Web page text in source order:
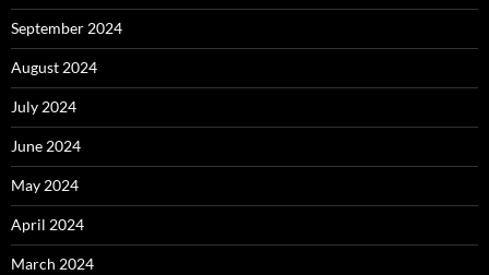
September 2024
August 2024
July 2024
June 2024
May 2024
April 2024
March 2024